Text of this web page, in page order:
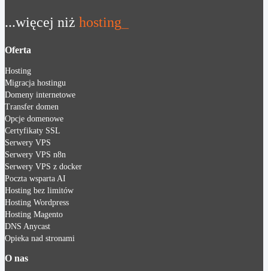
...więcej niż hosting
Oferta
Hosting
Migracja hostingu
Domeny internetowe
Transfer domen
Opcje domenowe
Certyfikaty SSL
Serwery VPS
Serwery VPS n8n
Serwery VPS z docker
Poczta wsparta AI
Hosting bez limitów
Hosting Wordpress
Hosting Magento
DNS Anycast
Opieka nad stronami
O nas